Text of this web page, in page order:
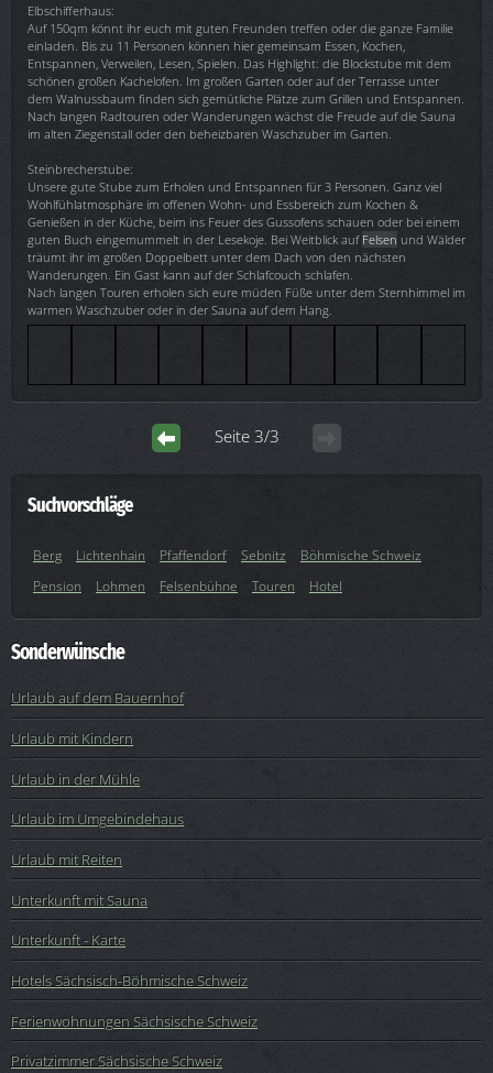
Elbschifferhaus:
Auf 150qm könnt ihr euch mit guten Freunden treffen oder die ganze Familie
einladen. Bis zu 11 Personen können hier gemeinsam Essen, Kochen,
Entspannen, Verweilen, Lesen, Spielen. Das Highlight: die Blockstube mit dem
schönen großen Kachelofen. Im großen Garten oder auf der Terrasse unter
dem Walnussbaum finden sich gemütliche Plätze zum Grillen und Entspannen.
Nach langen Radtouren oder Wanderungen wächst die Freude auf die Sauna
im alten Ziegenstall oder den beheizbaren Waschzuber im Garten.
Steinbrecherstube:
Unsere gute Stube zum Erholen und Entspannen für 3 Personen. Ganz viel
Wohlfühlatmosphäre im offenen Wohn- und Essbereich zum Kochen &
Genießen in der Küche, beim ins Feuer des Gussofens schauen oder bei einem
guten Buch eingemummelt in der Lesekoje. Bei Weitblick auf Felsen und Wälder
träumt ihr im großen Doppelbett unter dem Dach von den nächsten
Wanderungen. Ein Gast kann auf der Schlafcouch schlafen.
Nach langen Touren erholen sich eure müden Füße unter dem Sternhimmel im
warmen Waschzuber oder in der Sauna auf dem Hang.
Seite 3/3
Suchvorschläge
Berg Lichtenhain Pfaffendorf Sebnitz
Böhmische Schweiz
Pension
Lohmen Felsenbühne Touren Hotel
Sonderwünsche
Urlaub auf dem Bauernhof
Urlaub mit Kindern
Urlaub in der Mühle
Urlaub im Umgebindehaus
Urlaub mit Reiten
Unterkunft mit Sauna
Unterkunft - Karte
Hotels Sächsisch-Böhmische Schweiz
Ferienwohnungen Sächsische Schweiz
Privatzimmer Sächsische Schweiz